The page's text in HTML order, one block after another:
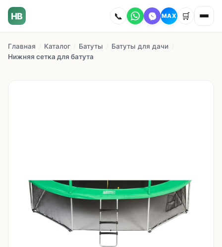
HB 📞 MAX 🛒
Главная
Сотрудничество
Главная Каталог Батуты Батуты для дачи
Нижняя сетка для батута